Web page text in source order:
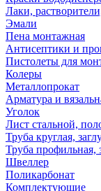
Лаки,
Эмали
Пена монтажная
Антисептики и
Пистолеты для
Колеры
Металлопрокат
Арматура и
Уголок
Лист стальной,
Труба круглая,
Труба профильная,
Швеллер
Поликарбонат
Комплектующие